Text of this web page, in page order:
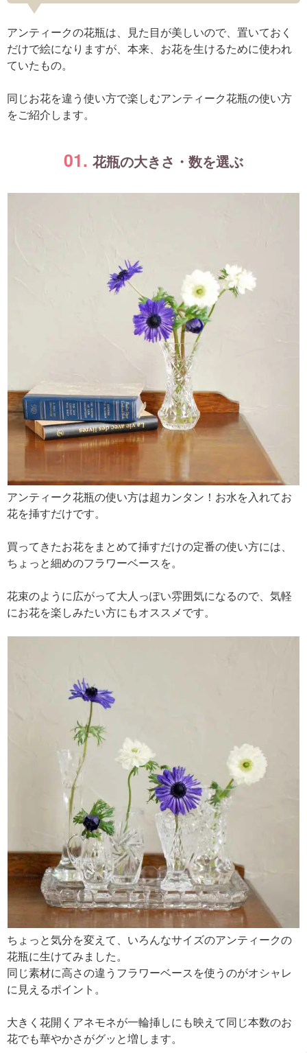
アンティークの花瓶は、見た目が美しいので、置いておく
だけで絵になりますが、本来、お花を生けるために使われ
ていたもの。
同じお花を違う使い方で楽しむアンティーク花瓶の使い方
をご紹介します。
01. 花瓶の大きさ・数を選ぶ
アンティーク花瓶の使い方は超カンタン！お水を入れてお
花を挿すだけです。
買ってきたお花をまとめて挿すだけの定番の使い方には、
ちょっと細めのフラワーベースを。
花束のように広がって大人っぽい雰囲気になるので、気軽
にお花を楽しみたい方にもオススメです。
ちょっと気分を変えて、いろんなサイズのアンティークの
花瓶に生けてみました。
同じ素材に高さの違うフラワーベースを使うのがオシャレ
に見えるポイント。
大きく花開くアネモネが一輪挿しにも映えて同じ本数のお
花でも華やかさがグッと増します。